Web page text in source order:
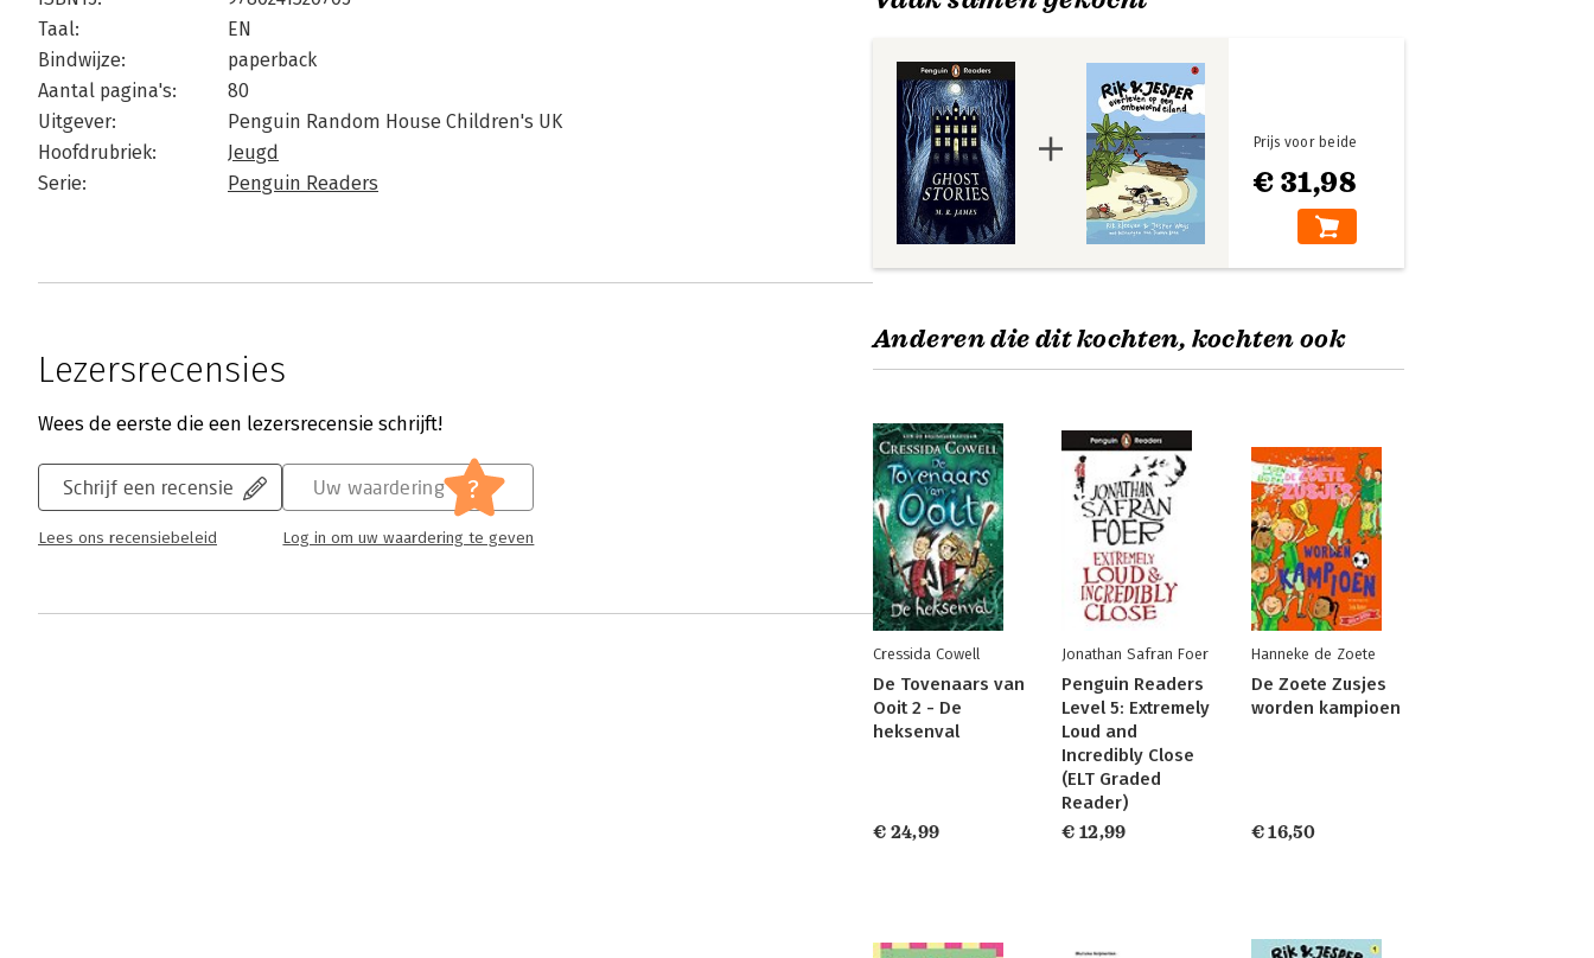
Taal:
EN
Bindwijze:
paperback
Aantal pagina's:
80
Uitgever:
Penguin Random House Children's UK
Hoofdrubriek:
Jeugd
Serie:
Penguin Readers
Lezersrecensies
Wees de eerste die een lezersrecensie schrijft!
Schrijf een recensie
Lees ons recensiebeleid
Uw waardering ?
Log in om uw waardering te geven
€ 31,98
Prijs voor beide
Anderen die dit kochten, kochten ook
Cressida Cowell
De Tovenaars van
Ooit 2 - De
heksenval
€ 24,99
Jonathan Safran Foer
Penguin Readers
Level 5: Extremely
Loud and
Incredibly Close
(ELT Graded
Reader)
€ 12,99
Hanneke de Zoete
De Zoete Zusjes
worden kampioen
€ 16,50